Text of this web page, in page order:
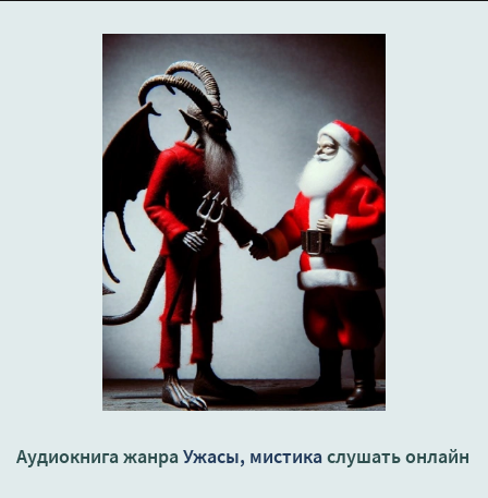
Аудиокнига жанра Ужасы, мистикаслушать онлайн